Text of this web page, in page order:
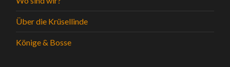
Über die Krüsellinde
Könige & Bosse